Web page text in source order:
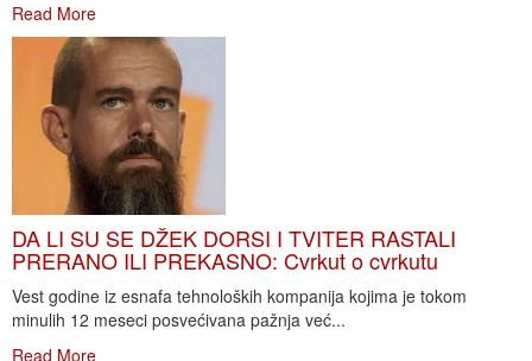
Read More
DA LI SU SE DŽEK DORSI I TVITER RASTALI
PRERANO ILI PREKASNO: Cvrkut o cvrkutu
Vest godine iz esnafa tehnoloških kompanija kojima je tokom
minulih 12 meseci posvećivana pažnja već...
Read More